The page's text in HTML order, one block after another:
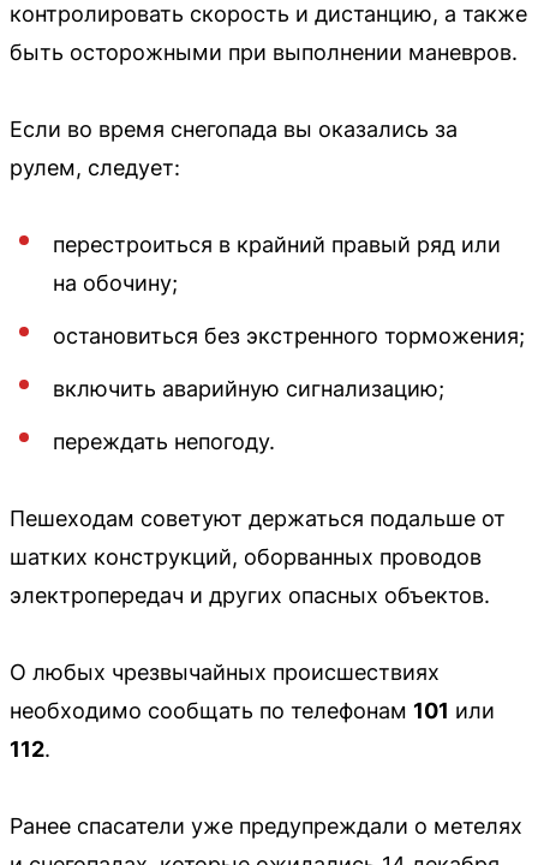
контролировать скорость и дистанцию, а также
быть осторожными при выполнении маневров.
Если во время снегопада вы оказались за
рулем, следует:
перестроиться в крайний правый ряд или
на обочину;
остановиться без экстренного торможения;
включить аварийную сигнализацию;
переждать непогоду.
Пешеходам советуют держаться подальше от
шатких конструкций, оборванных проводов
электропередач и других опасных объектов.
О любых чрезвычайных происшествиях
необходимо сообщать по телефонам 101 или
112.
Ранее спасатели уже предупреждали о метелях